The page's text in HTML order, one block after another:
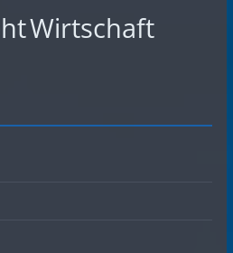
Wirtschaft